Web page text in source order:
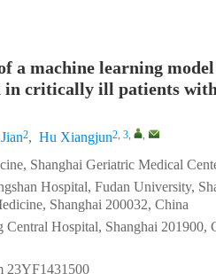
a machine learning
in critically ill patients
2, Hu Xiangjun2, 3, ,
Shanghai Geriatric Medical
Hospital, Fudan University,
Shanghai 200032, China
Central Hospital, Shanghai 201900,
23YF1431500